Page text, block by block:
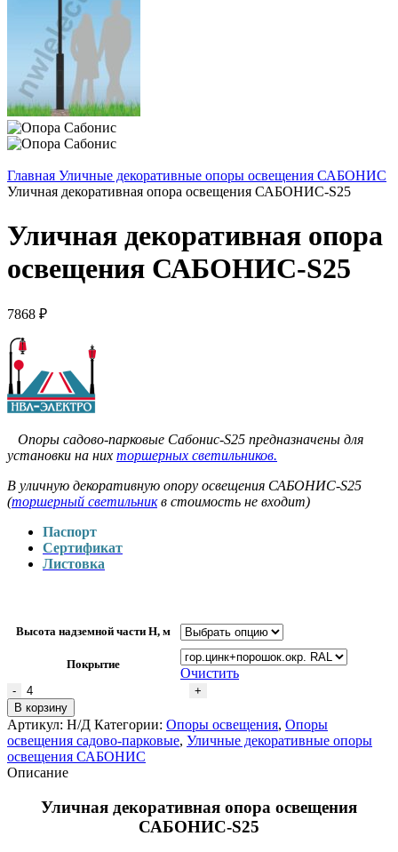
Главная Уличные декоративные опоры освещения САБОНИС
Уличная декоративная опора освещения САБОНИС-S25
Уличная декоративная опора
освещения САБОНИС-S25
7868 ₽
Опоры садово-парковые Сабонис-S25 предназначены для
установки на них торшерных светильников.
В уличную декоративную опору освещения САБОНИС-S25
(торшерный светильникв стоимость не входит)
Паспорт
Сертификат
Листовка
Высота надземной части H, м
Покрытие
Очистить
Количество
товара
Уличная
декоративная
опора
освещения
S25
В корзину
Артикул: Н/Д Категории: Опоры освещения, Опоры
освещения садово-парковые, Уличные декоративные опоры
освещения САБОНИС
Описание
Уличная декоративная опора освещения
САБОНИС-S25